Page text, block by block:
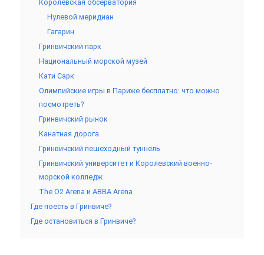
Королевская обсерватория
Нулевой меридиан
Гагарин
Гринвичский парк
Национальный морской музей
Кати Сарк
Олимпийские игры в Париже бесплатно: что можно
посмотреть?
Гринвичский рынок
Канатная дорога
Гринвичский пешеходный туннель
Гринвичский университет и Королевский военно-
морской колледж
The O2 Arena и ABBA Arena
Где поесть в Гринвиче?
Где остановиться в Гринвиче?